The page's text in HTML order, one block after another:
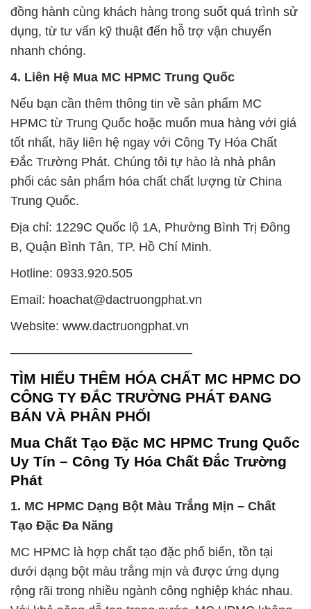
đồng hành cùng khách hàng trong suốt quá trình sử
dụng, từ tư vấn kỹ thuật đến hỗ trợ vận chuyển
nhanh chóng.
4. Liên Hệ Mua MC HPMC Trung Quốc
Nếu bạn cần thêm thông tin về sản phẩm MC
HPMC từ Trung Quốc hoặc muốn mua hàng với giá
tốt nhất, hãy liên hệ ngay với Công Ty Hóa Chất
Đắc Trường Phát. Chúng tôi tự hào là nhà phân
phối các sản phẩm hóa chất chất lượng từ China
Trung Quốc.
Địa chỉ: 1229C Quốc lộ 1A, Phường Bình Trị Đông
B, Quận Bình Tân, TP. Hồ Chí Minh.
Hotline: 0933.920.505
Email: hoachat@dactruongphat.vn
Website: www.dactruongphat.vn
——————————————–
TÌM HIỂU THÊM HÓA CHẤT MC HPMC DO
CÔNG TY ĐẮC TRƯỜNG PHÁT ĐANG
BÁN VÀ PHÂN PHỐI
Mua Chất Tạo Đặc MC HPMC Trung Quốc
Uy Tín – Công Ty Hóa Chất Đắc Trường
Phát
1. MC HPMC Dạng Bột Màu Trắng Mịn – Chất
Tạo Đặc Đa Năng
MC HPMC là hợp chất tạo đặc phổ biến, tồn tại
dưới dạng bột màu trắng mịn và được ứng dụng
rộng rãi trong nhiều ngành công nghiệp khác nhau.